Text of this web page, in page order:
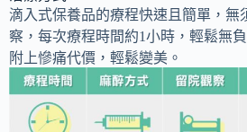
滴入式保養品的療程快速且簡單，無
察，每次療程時間約1小時，輕鬆無
附上慘痛代價，輕鬆變美。